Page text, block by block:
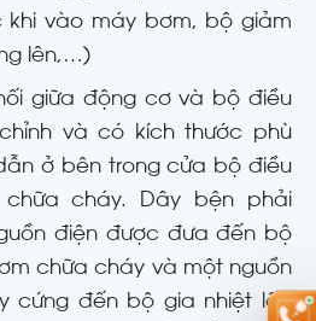
khi vào máy bơm, bộ giảm
lên,…)
giữa động cơ và bộ điều
và có kích thước phù
ở bên trong cửa bộ điều
chữa cháy. Dây bện phải
điện được đưa đến bộ
chữa cháy và một nguồn
cứng đến bộ gia nhiệt lốc